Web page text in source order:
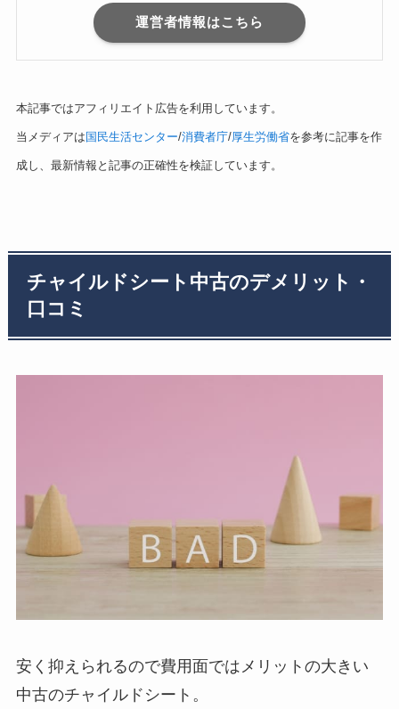
運営者情報はこちら
本記事ではアフィリエイト広告を利用しています。
当メディアは 国民生活センター/消費者庁/厚生労働省を参考に記事を作
成し、最新情報と記事の正確性を検証しています。
チャイルドシート中古のデメリット・
口コミ
安く抑えられるので費用面ではメリットの大きい
中古のチャイルドシート。